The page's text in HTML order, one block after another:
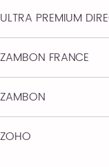
ULTRA PREMIUM
ZAMBON FRANCE
ZAMBON
ZOHO